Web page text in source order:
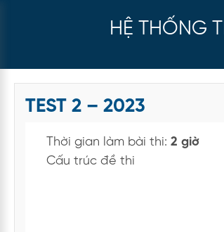
HỆ THỐNG
TEST 2 – 2023
Thời gian làm bài thi: 2 giờ
Cấu trúc đề thi